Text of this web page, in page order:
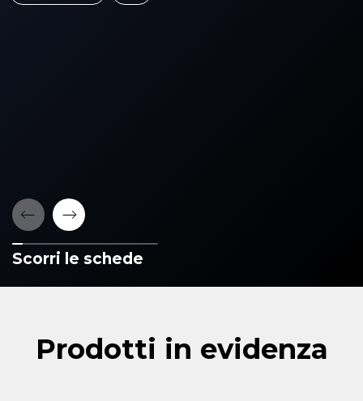
Scorri le schede
Prodotti in evidenza